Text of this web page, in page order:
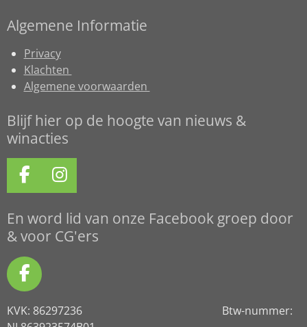
Algemene Informatie
Privacy
Klachten
Algemene voorwaarden
Blijf hier op de hoogte van nieuws &
winacties
F
a
c
e
o
o
k
I
n
s
t
m
En word lid van onze Facebook groep door
& voor CG'ers
F
a
c
KVK: 86297236 Btw-nummer: